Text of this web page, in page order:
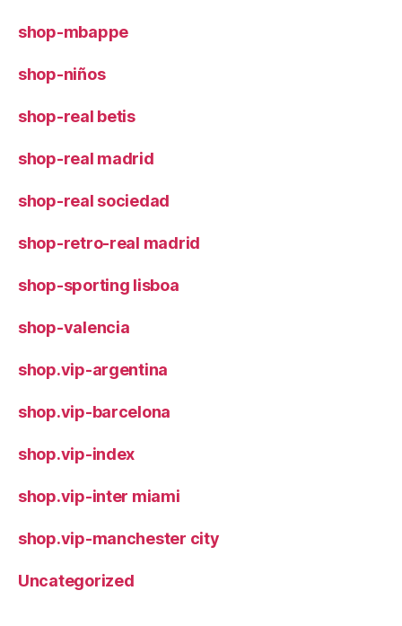
shop-mbappe
shop-niños
shop-real betis
shop-real madrid
shop-real sociedad
shop-retro-real madrid
shop-sporting lisboa
shop-valencia
shop.vip-argentina
shop.vip-barcelona
shop.vip-index
shop.vip-inter miami
shop.vip-manchester city
Uncategorized